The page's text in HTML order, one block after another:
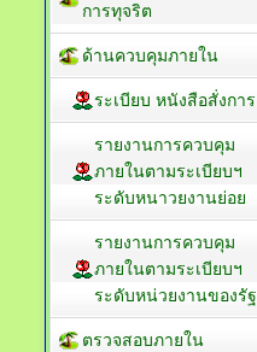
การทุจริต
ด้านควบคุมภายใน
ระเบียบ หนังสือสั่งการ
รายงานการควบคุม
ภายในตามระเบียบฯ
ระดับหนาวยงานย่อย
รายงานการควบคุม
ภายในตามระเบียบฯ
ระดับหน่วยงานของรัฐ
ตรวจสอบภายใน